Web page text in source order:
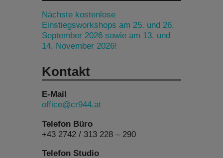
Nächste kostenlose
Einstiegsworkshops am 25. und 26.
September 2026 sowie am 13. und
14. November 2026!
Kontakt
E-Mail
office@cr944.at
Telefon Büro
+43 2742 / 313 228 – 290
Telefon Studio